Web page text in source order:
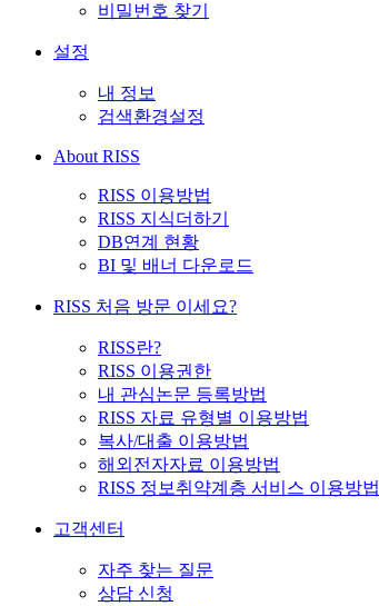
비밀번호 찾기
설정
내 정보
검색환경설정
About RISS
RISS 이용방법
RISS 지식더하기
DB연계 현황
BI 및 배너 다운로드
RISS 처음 방문 이세요?
RISS란?
RISS 이용권한
내 관심논문 등록방법
RISS 자료 유형별 이용방법
복사/대출 이용방법
해외전자자료 이용방법
RISS 정보취약계층 서비스 이용방법
고객센터
자주 찾는 질문
상담 신청